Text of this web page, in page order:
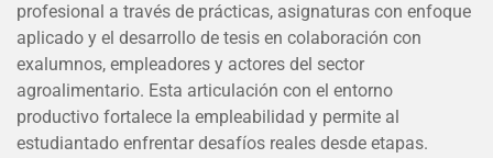
profesional a través de prácticas, asignaturas con enfoque
aplicado y el desarrollo de tesis en colaboración con
exalumnos, empleadores y actores del sector
agroalimentario. Esta articulación con el entorno
productivo fortalece la empleabilidad y permite al
estudiantado enfrentar desafíos reales desde etapas.